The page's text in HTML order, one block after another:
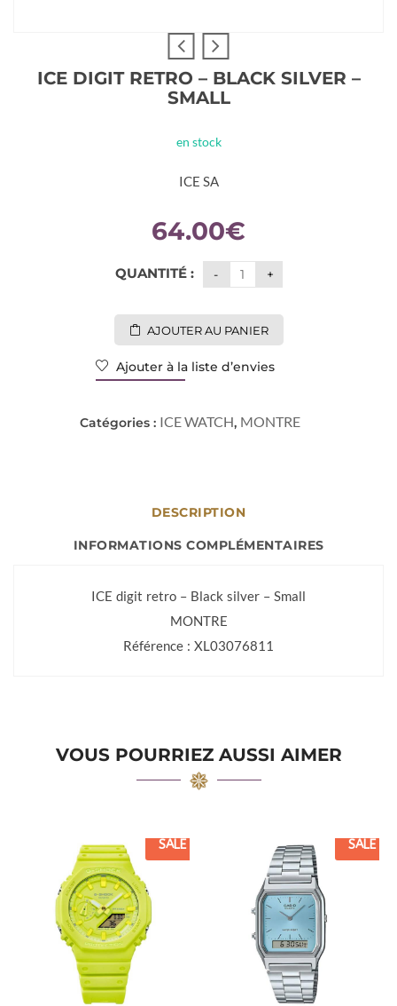
ICE DIGIT RETRO – BLACK SILVER –
SMALL
en stock
ICE SA
64.00€
QUANTITÉ :
AJOUTER AU PANIER
Ajouter à la liste d’envies
Catégories : ICE WATCH, MONTRE
DESCRIPTION
INFORMATIONS COMPLÉMENTAIRES
ICE digit retro – Black silver – Small
MONTRE
Référence : XL03076811
VOUS POURRIEZ AUSSI AIMER
SALE SALE